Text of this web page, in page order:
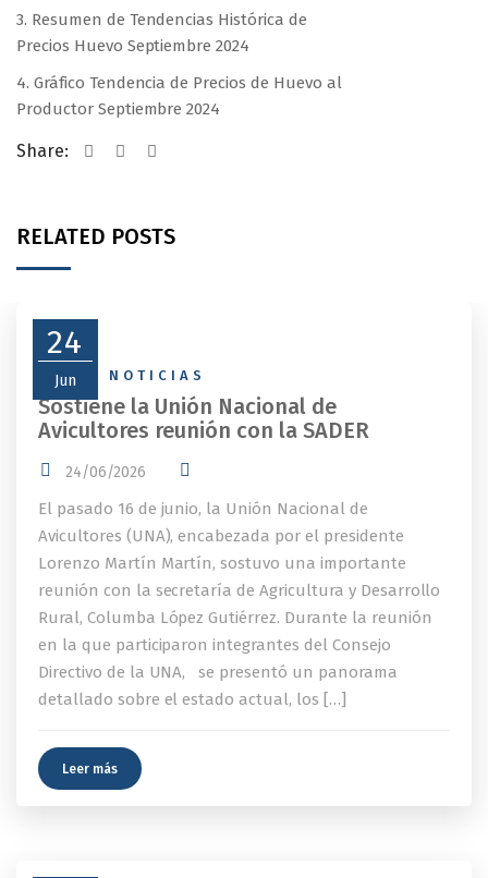
3. Resumen de Tendencias Histórica de
Precios Huevo Septiembre 2024
4. Gráfico Tendencia de Precios de Huevo al
Productor Septiembre 2024
Share:
RELATED POSTS
24
Jun
NEWS NOTICIAS
Sostiene la Unión Nacional de
Avicultores reunión con la SADER
24/06/2026
El pasado 16 de junio, la Unión Nacional de
Avicultores (UNA), encabezada por el presidente
Lorenzo Martín Martín, sostuvo una importante
reunión con la secretaría de Agricultura y Desarrollo
Rural, Columba López Gutiérrez. Durante la reunión
en la que participaron integrantes del Consejo
Directivo de la UNA, se presentó un panorama
detallado sobre el estado actual, los […]
Leer más